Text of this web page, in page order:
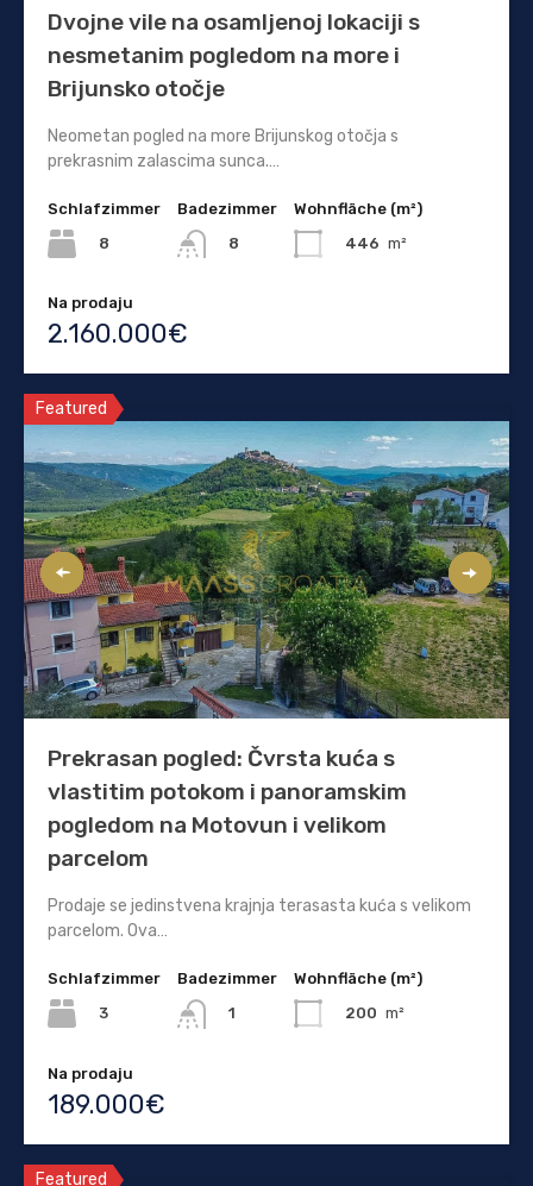
Dvojne vile na osamljenoj lokaciji s
nesmetanim pogledom na more i
Brijunsko otočje
Neometan pogled na more Brijunskog otočja s
prekrasnim zalascima sunca.…
Schlafzimmer
8
Badezimmer
8
Wohnfläche (m²)
446 m²
Na prodaju
2.160.000€
Featured
Prekrasan pogled: Čvrsta kuća s
vlastitim potokom i panoramskim
pogledom na Motovun i velikom
parcelom
Prodaje se jedinstvena krajnja terasasta kuća s velikom
parcelom. Ova…
Schlafzimmer
3
Badezimmer
1
Wohnfläche (m²)
200 m²
Na prodaju
189.000€
Featured